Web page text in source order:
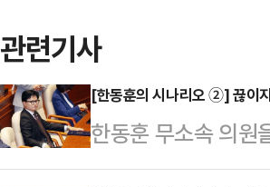
관련기사
[한동훈의 시나리오 ②] 끊이
한동훈 무소속 의원
부산 북갑 보궐선거